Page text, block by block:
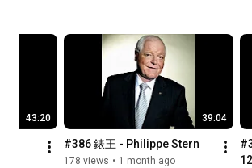
43:20 39:04
#386 錶王 - Philippe Stern
178 views • 1 month ago